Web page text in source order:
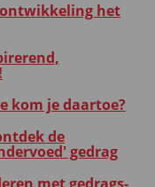
het
kom je daartoe?
de
gedrag